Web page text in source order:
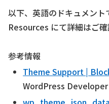
以下、英語のドキュメン
Resources にて詳細はご確
参考情報
Theme Support |
WordPress